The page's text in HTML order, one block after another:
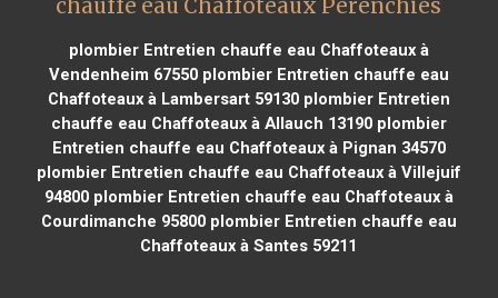
chauffe eau Chaffoteaux Pérenchies
plombier Entretien chauffe eau Chaffoteaux à
Vendenheim 67550plombier Entretien chauffe eau
Chaffoteaux à Lambersart 59130plombier Entretien
chauffe eau Chaffoteaux à Allauch 13190plombier
Entretien chauffe eau Chaffoteaux à Pignan 34570
plombier Entretien chauffe eau Chaffoteaux à Villejuif
94800plombier Entretien chauffe eau Chaffoteaux à
Courdimanche 95800plombier Entretien chauffe eau
Chaffoteaux à Santes 59211